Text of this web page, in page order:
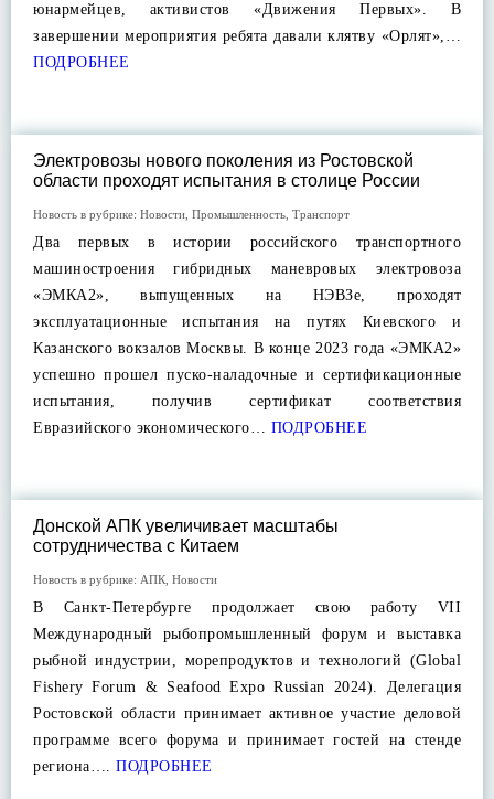
юнармейцев, активистов «Движения Первых». В
завершении мероприятия ребята давали клятву «Орлят»,…
ПОДРОБНЕЕ
Электровозы нового поколения из Ростовской
области проходят испытания в столице России
Новость в рубрике: Новости Промышленность Транспорт
Два первых в истории российского транспортного
машиностроения гибридных маневровых электровоза
«ЭМКА2», выпущенных на НЭВЗе, проходят
эксплуатационные испытания на путях Киевского и
Казанского вокзалов Москвы. В конце 2023 года «ЭМКА2»
успешно прошел пуско-наладочные и сертификационные
испытания, получив сертификат соответствия
Евразийского экономического… ПОДРОБНЕЕ
Донской АПК увеличивает масштабы
сотрудничества с Китаем
Новость в рубрике: АПК Новости
В Санкт-Петербурге продолжает свою работу VII
Международный рыбопромышленный форум и выставка
рыбной индустрии, морепродуктов и технологий (Global
Fishery Forum & Seafood Expo Russian 2024). Делегация
Ростовской области принимает активное участие деловой
программе всего форума и принимает гостей на стенде
региона…. ПОДРОБНЕЕ